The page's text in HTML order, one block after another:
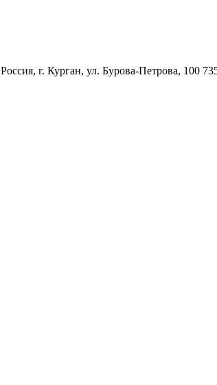
Россия, г. Курган, ул. Бурова-Петрова, 100